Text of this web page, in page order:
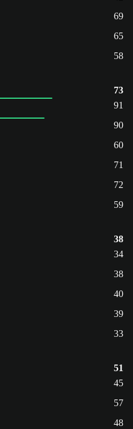
69
65
58
73
91
90
60
71
72
59
38
34
38
40
39
33
51
45
57
48